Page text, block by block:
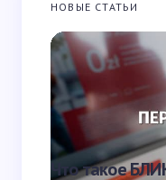
Запомнить имя и
комментариев
НОВЫЕ СТАТЬИ
Что такое